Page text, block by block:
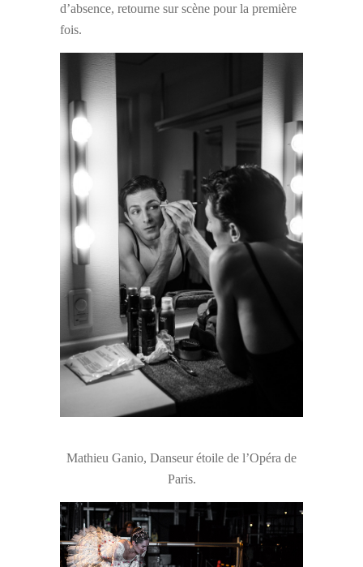
d’absence, retourne sur scène pour la première
fois.
Mathieu Ganio, Danseur étoile de l’Opéra de
Paris.